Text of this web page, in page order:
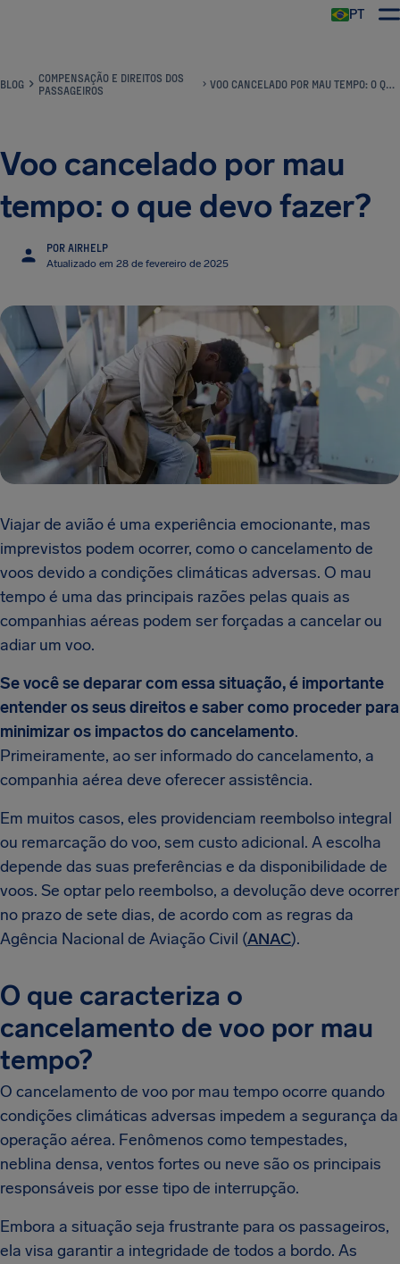
PT
BLOG
COMPENSAÇÃO E DIREITOS DOS
PASSAGEIROS
VOO CANCELADO POR MAU TEMPO: O QUE DEVO FAZER?
Voo cancelado por mau
tempo: o que devo fazer?
POR AIRHELP
Atualizado em 28 de fevereiro de 2025
Viajar de avião é uma experiência emocionante, mas
imprevistos podem ocorrer, como o cancelamento de
voos devido a condições climáticas adversas. O mau
tempo é uma das principais razões pelas quais as
companhias aéreas podem ser forçadas a cancelar ou
adiar um voo.
Se você se deparar com essa situação, é importante
entender os seus direitos e saber como proceder para
minimizar os impactos do cancelamento.
Primeiramente, ao ser informado do cancelamento, a
companhia aérea deve oferecer assistência.
Em muitos casos, eles providenciam reembolso integral
ou remarcação do voo, sem custo adicional. A escolha
depende das suas preferências e da disponibilidade de
voos. Se optar pelo reembolso, a devolução deve ocorrer
no prazo de sete dias, de acordo com as regras da
Agência Nacional de Aviação Civil (ANAC).
O que caracteriza o
cancelamento de voo por mau
tempo?
O cancelamento de voo por mau tempo ocorre quando
condições climáticas adversas impedem a segurança da
operação aérea. Fenômenos como tempestades,
neblina densa, ventos fortes ou neve são os principais
responsáveis por esse tipo de interrupção.
Embora a situação seja frustrante para os passageiros,
ela visa garantir a integridade de todos a bordo. As